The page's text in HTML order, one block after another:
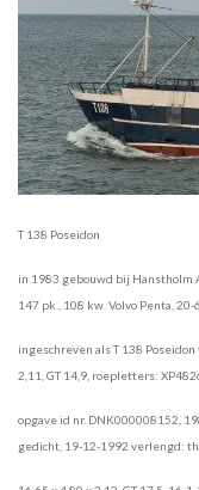
T 138 Poseidon
in 1983 gebouwd bij Hanstholm
147 pk., 108 kw. Volvo Penta, 20-
ingeschreven als T 138
2,11, GT 14,9, roepletters:
opgave id nr. DNK000008152,
gedicht, 19-12-1992 verlengd: